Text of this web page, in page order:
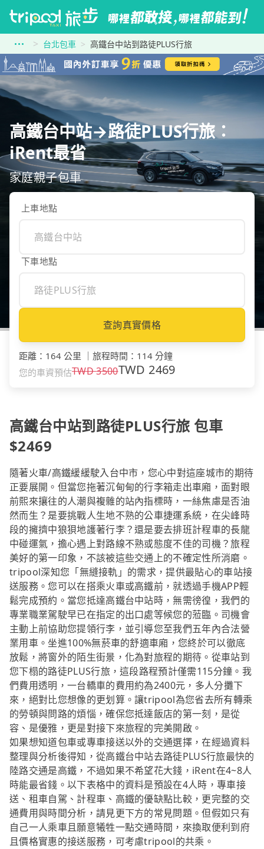
台北包車 高鐵台中站到路徒PLUS行旅
高鐵台中站→路徒PLUS行旅：
iRent最省
家庭親子包車
上車地點
下車地點
查詢真實價格
距離 ： 164 公里 旅程時間 ： 114 分鐘
您的車資預估TWD3500TWD 2469
高鐵台中站到路徒PLUS行旅 包車
$2469
隨著火車/高鐵緩緩駛入台中市，您心中對這座城市的期待
正要展開。但當您拖著沉甸甸的行李箱走出車廂，面對眼
前熙來攘往的人潮與複雜的站內指標時，一絲焦慮是否油
然而生？是要挑戰人生地不熟的公車捷運系統，在尖峰時
段的擁擠中狼狽地護著行李？還是要去排班計程車的長龍
中碰運氣，擔心遇上對路線不熟或態度不佳的司機？旅程
美好的第一印象，不該被這些交通上的不確定性所消磨。
tripool深知您「無縫接軌」的需求，提供最貼心的車站接
送服務。您可以在搭乘火車或高鐵前，就透過手機APP輕
鬆完成預約。當您抵達高鐵台中站時，無需徬徨，我們的
專業職業駕駛早已在指定的出口處等候您的蒞臨。司機會
主動上前協助您提領行李，並引導您至我們五年內合法營
業用車。坐進100%無菸車的舒適車廂，您終於可以徹底
放鬆，將窗外的陌生街景，化為對旅程的期待。從車站到
您下榻的路徒PLUS行旅，這段路程預計僅需115分鐘。我
們費用透明，一台轎車的費用約為2400元，多人分攤下
來，絕對比您想像的更划算。讓tripool為您省去所有轉乘
的勞頓與問路的煩惱，確保您抵達飯店的第一刻，是從
容、是優雅，更是對接下來旅程的完美開啟。
如果想知道包車或專車接送以外的交通選擇，在經過資料
整理與分析後得知，從高鐵台中站去路徒PLUS行旅最快的
陸路交通是高鐵，不過如果不希望花大錢，iRent在4~8人
時能最省錢。以下表格中的資料是預設在4人時，專車接
送、租車自駕、計程車、高鐵的優缺點比較，更完整的交
通費用與時間分析，請見更下方的常見問題。但假如只有
自己一人乘車且願意犧牲一點交通時間，來換取便利到府
且價格實惠的接送服務，可考慮tripool的共乘。